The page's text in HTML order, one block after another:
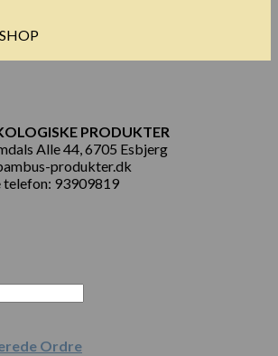
PRODUKTER
Alle 44, 6705 Esbjerg
produkter.dk
telefon: 93909819
Ordre